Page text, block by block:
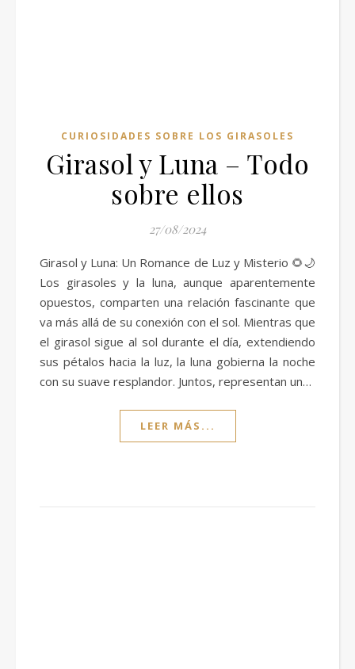
CURIOSIDADES SOBRE LOS GIRASOLES
Girasol y Luna – Todo
sobre ellos
27/08/2024
Girasol y Luna: Un Romance de Luz y Misterio 🌻🌙
Los girasoles y la luna, aunque aparentemente
opuestos, comparten una relación fascinante que
va más allá de su conexión con el sol. Mientras que
el girasol sigue al sol durante el día, extendiendo
sus pétalos hacia la luz, la luna gobierna la noche
con su suave resplandor. Juntos, representan un…
LEER MÁS...